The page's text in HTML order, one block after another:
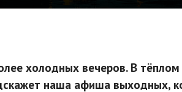
холодных вечеров. В
наша афиша выходных,